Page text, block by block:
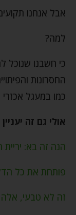
אבל אנחנו
למה?
כי חשבנו שנוכל
החסרונות
כמו במעגל
אולי גם זה
הנה זה בא:
פותחת את כל
זה לא טבעי,